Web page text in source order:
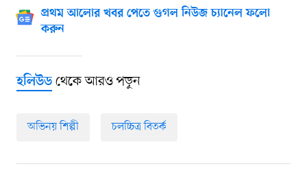
প্রথম আলোর খবর পেতে গুগল নিউজ চ্যানেল ফলো
করুন
হলিউডথেকে আরও পড়ুন
অভিনয় শিল্পী চলচ্চিত্র বিতর্ক